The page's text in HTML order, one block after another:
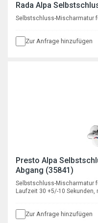
Rada Alpa
Selbstschluss-Mischarmatur
Zur Anfrage hinzufügen
Presto Alpa
Abgang (35841)
Selbstschluss-Mischarmatur
Laufzeit 30 +5/-10
Zur Anfrage hinzufügen